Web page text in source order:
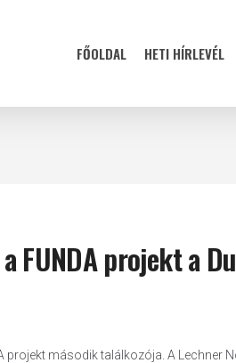
FŐOLDAL HETI HÍRLEVÉL
FUNDA projekt a
második találkozója. A Lechner